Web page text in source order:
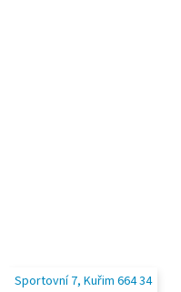
Sportovní 7, Kuřim 664 34